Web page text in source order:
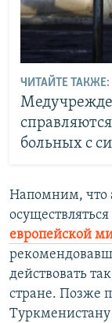
ЧИТАЙТЕ ТАКЖЕ:
больных с
Напомним, что
европейской
действовать
стране. Позже
Туркменистану